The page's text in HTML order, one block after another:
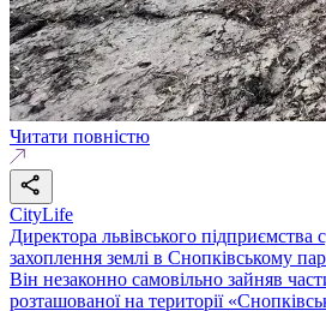
Читати повністю
CityLife
Директора львівського підприємства
захоплення землі в Снопківському
Він незаконно самовільно зайняв
розташованої на території